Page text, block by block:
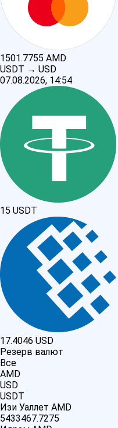
1501.7755 AMD
USDT → USD
07.08.2026, 14:54
15 USDT
17.4046 USD
Резерв валют
Все
AMD
USD
USDT
Изи Уаллет AMD
5433467.7275